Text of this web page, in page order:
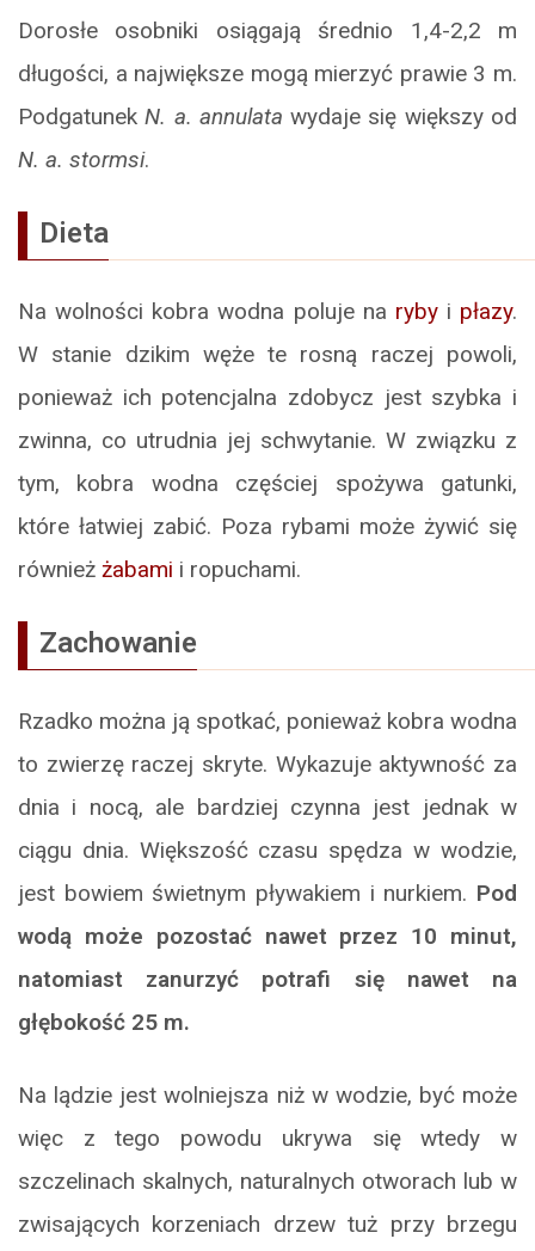
Dorosłe osobniki osiągają średnio 1,4-2,2 m
długości, a największe mogą mierzyć prawie 3 m.
PodgatunekN. a. annulata wydaje się większy od
N. a. stormsi.
Dieta
Na wolności kobra wodna poluje na rybyi płazy.
W stanie dzikim węże te rosną raczej powoli,
ponieważ ich potencjalna zdobycz jest szybka i
zwinna, co utrudnia jej schwytanie. W związku z
tym, kobra wodna częściej spożywa gatunki,
które łatwiej zabić. Poza rybami może żywić się
również żabami i ropuchami.
Zachowanie
Rzadko można ją spotkać, ponieważ kobra wodna
to zwierzę raczej skryte. Wykazuje aktywność za
dnia i nocą, ale bardziej czynna jest jednak w
ciągu dnia. Większość czasu spędza w wodzie,
jest bowiem świetnym pływakiem i nurkiem. Pod
wodą może pozostać nawet przez 10 minut,
natomiast zanurzyć potrafi się nawet na
głębokość 25 m.
Na lądzie jest wolniejsza niż w wodzie, być może
więc z tego powodu ukrywa się wtedy w
szczelinach skalnych, naturalnych otworach lub w
zwisających korzeniach drzew tuż przy brzegu